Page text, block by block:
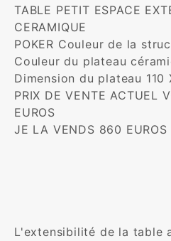
TABLE PETIT ESPACE
CERAMIQUE
POKER Couleur de la
Couleur du plateau
Dimension du plateau
PRIX DE VENTE ACTUEL
EUROS
JE LA VENDS 860 EUROS
L'extensibilité de la table